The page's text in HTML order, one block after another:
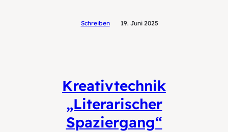
Schreiben 19. Juni 2025
Kreativtechnik
„Literarischer
Spaziergang“